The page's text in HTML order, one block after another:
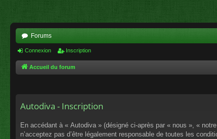
Forums
Connexion Inscription
Accueil du forum
Autodiva - Inscription
En accédant à « Autodiva » (désigné ci-après par « nous », «
n’acceptez pas d’être légalement responsable de toutes les